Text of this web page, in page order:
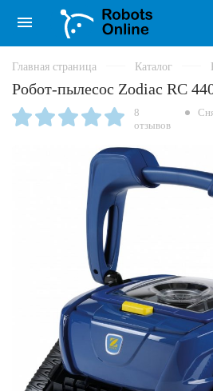
Главная страница Каталог
Робот-пылесос Zodiac RC
8
отзывов